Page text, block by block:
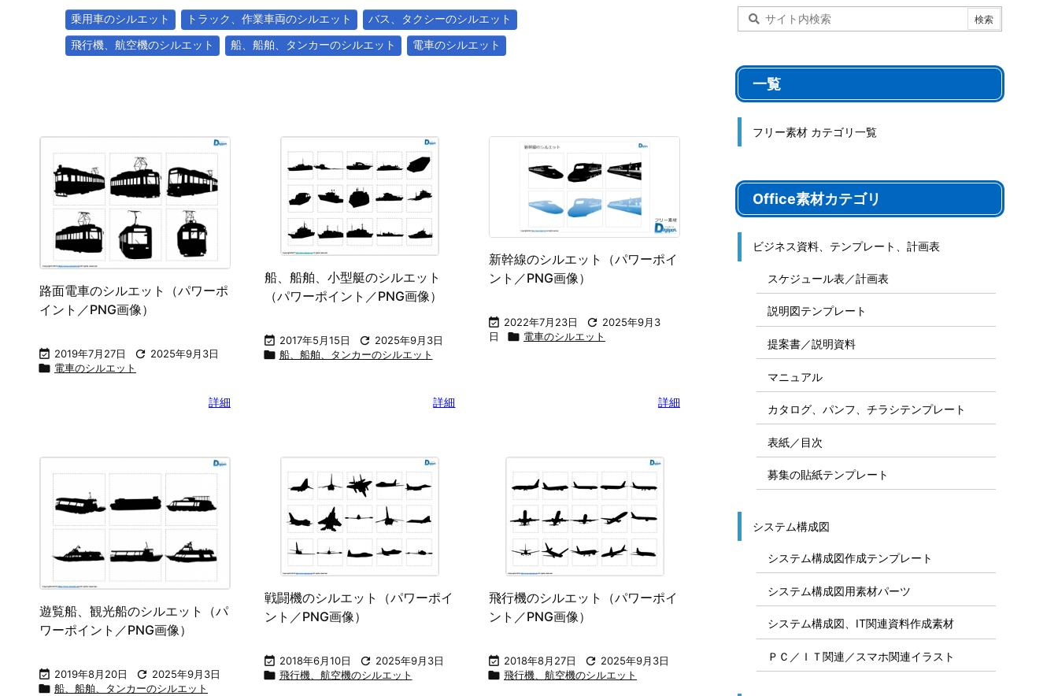
乗用車のシルエット トラック、作業車両のシルエット
バス、タクシーのシルエット
飛行機、航空機のシルエット
船、船舶、タンカーのシルエット 電車のシルエット
路面電車のシルエット（パワーポ
イント／PNG画像）
 2019年7月27日  2025年9月3日
 電車のシルエット
詳細
船、船舶、小型艇のシルエット
（パワーポイント／PNG画像）
 2017年5月15日  2025年9月3日
 船、船舶、タンカーのシルエット
詳細
新幹線のシルエット（パワーポイ
ント／PNG画像）
 2022年7月23日  2025年9月3
日
 電車のシルエット
詳細
遊覧船、観光船のシルエット（パ
ワーポイント／PNG画像）
 2019年8月20日  2025年9月3日
 船、船舶、タンカーのシルエット
戦闘機のシルエット（パワーポイ
ント／PNG画像）
 2018年6月10日  2025年9月3日
 飛行機、航空機のシルエット
飛行機のシルエット（パワーポイ
ント／PNG画像）
 2018年8月27日  2025年9月3日
 飛行機、航空機のシルエット
一覧
フリー素材 カテゴリ一覧
Office素材カテゴリ
ビジネス資料、テンプレート、計画表
スケジュール表／計画表
説明図テンプレート
提案書／説明資料
マニュアル
カタログ、パンフ、チラシテンプレート
表紙／目次
募集の貼紙テンプレート
システム構成図
システム構成図作成テンプレート
システム構成図用素材パーツ
システム構成図、IT関連資料作成素材
ＰＣ／ＩＴ関連／スマホ関連イラスト